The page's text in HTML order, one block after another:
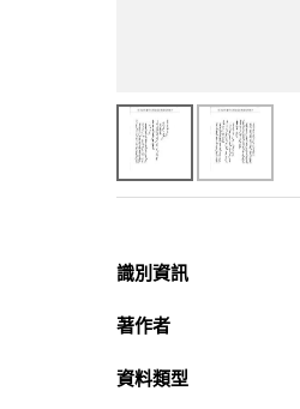
識別資訊
著作者
資料類型